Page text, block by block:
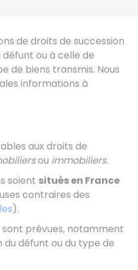
de droits de succession
ou à celle de
de biens transmis. Nous
informations à
aux droits de
ou immobiliers.
soient situés en France
contraires des
).
prévues, notamment
défunt ou du type de